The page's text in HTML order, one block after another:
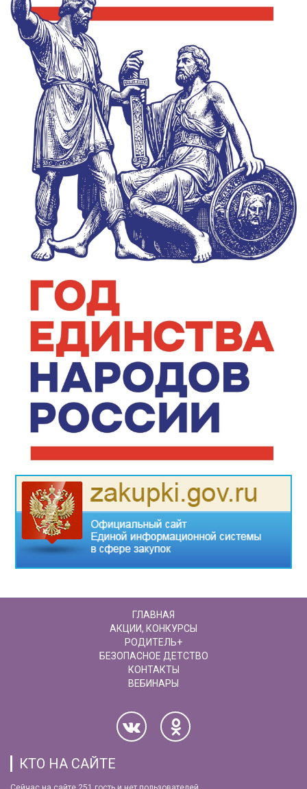
ГЛАВНАЯ
АКЦИИ, КОНКУРСЫ
РОДИТЕЛЬ+
БЕЗОПАСНОЕ ДЕТСТВО
КОНТАКТЫ
ВЕБИНАРЫ
КТО НА САЙТЕ